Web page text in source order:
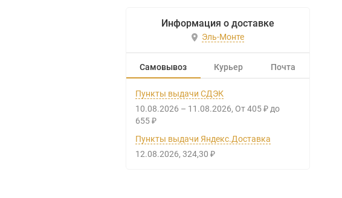
Информация о доставке
Эль-Монте
Самовывоз Курьер Почта
Пункты выдачи СДЭК
10.08.2026 – 11.08.2026 От 405 ₽ до
655 ₽
Пункты выдачи Яндекс.Доставка
12.08.2026 324,30 ₽